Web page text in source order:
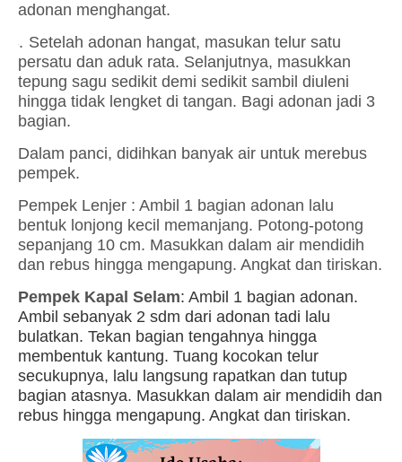
adonan menghangat.
Setelah adonan hangat, masukan telur satu
persatu dan aduk rata. Selanjutnya, masukkan
tepung sagu sedikit demi sedikit sambil diuleni
hingga tidak lengket di tangan. Bagi adonan jadi 3
bagian.
Dalam panci, didihkan banyak air untuk merebus
pempek.
Pempek Lenjer : Ambil 1 bagian adonan lalu
bentuk lonjong kecil memanjang. Potong-potong
sepanjang 10 cm. Masukkan dalam air mendidih
dan rebus hingga mengapung. Angkat dan tiriskan.
Pempek Kapal Selam: Ambil 1 bagian adonan.
Ambil sebanyak 2 sdm dari adonan tadi lalu
bulatkan. Tekan bagian tengahnya hingga
membentuk kantung. Tuang kocokan telur
secukupnya, lalu langsung rapatkan dan tutup
bagian atasnya. Masukkan dalam air mendidih dan
rebus hingga mengapung. Angkat dan tiriskan.